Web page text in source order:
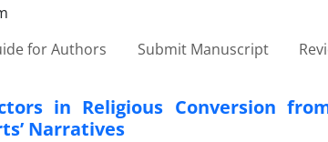
for Authors Submit Manuscript
in Religious Conversion
Narratives